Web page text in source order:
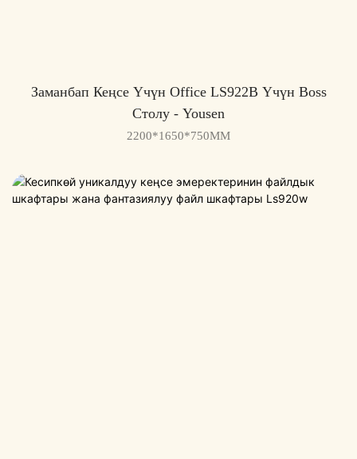
Заманбап Кеңсе Үчүн Office LS922B Үчүн Boss
Столу - Yousen
2200*1650*750MM